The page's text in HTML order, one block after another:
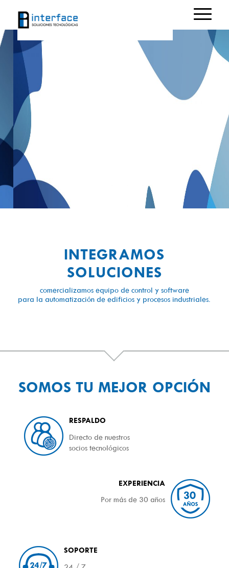
INTEGRAMOS
SOLUCIONES
comercializamos equipo de control y software
para la automatización de edificios y procesos industriales.
SOMOS TU MEJOR OPCIÓN
RESPALDO
Directo de nuestros
socios tecnológicos
EXPERIENCIA
Por más de 30 años
SOPORTE